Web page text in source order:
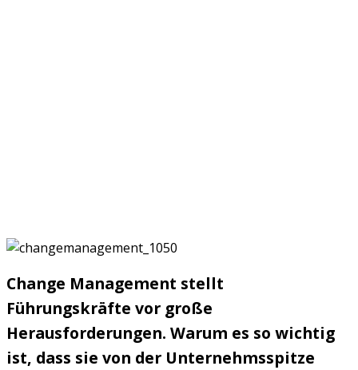
Change Management stellt
Führungskräfte vor große
Herausforderungen. Warum es so wichtig
ist, dass sie von der Unternehmsspitze